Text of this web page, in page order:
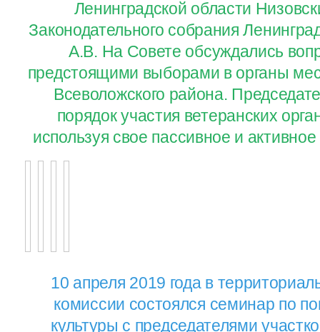
Ленинградской области
Законодательного собрания
А.В. На Совете обсуждались
предстоящими выборами в органы
Всеволожского района.
порядок участия ветеранских
используя свое пассивное и
10 апреля 2019 года в
комиссии состоялся семинар по
культуры с председателями